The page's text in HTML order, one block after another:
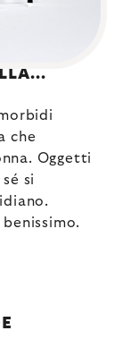
che
Oggetti
si